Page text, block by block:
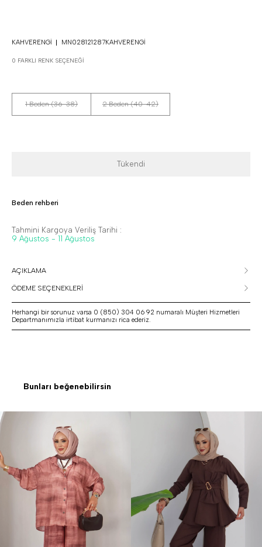
KAHVERENGI MN028121287KAHVERENGI
0 FARKLI RENK SEÇENEĞI
1 Beden (36-38) 2 Beden (40-42)
Tükendi
Beden rehberi
Tahmini Kargoya Veriliş Tarihi :
9 Ağustos - 11 Ağustos
AÇIKLAMA
ÖDEME SEÇENEKLERİ
Herhangi bir sorunuz varsa 0 (850) 304 06 92 numaralı Müşteri Hizmetleri
Departmanımızla irtibat kurmanızı rica ederiz.
Bunları beğenebilirsin